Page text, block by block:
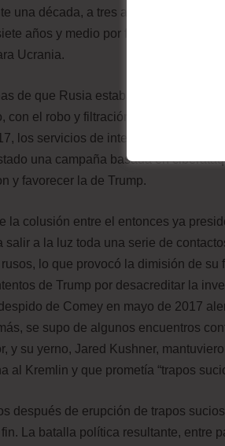
una década, a tres años de cárcel
años y medio por fraude y por
Ucrania.
de que Rusia estaba tratando de
con el robo y filtración de correos del
los servicios de inteligencia
una campaña basada en
y favorecer la de Trump.
la colusión entre el entonces ya
salir a la luz toda una serie de
lo que provocó la dimisión de
de Trump por desacreditar la
de Comey en mayo de 2017
se supo de algunos encuentros
y su yerno, Jared Kushner,
al Kremlin y que prometía “trapos
después de erupción de trapos
fin. La batalla política resultante, entre